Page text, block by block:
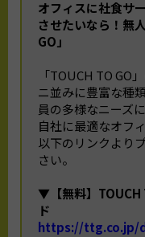
オフィスに社食サ
させたいなら！ 無
GO」
「TOUCH TO GO
ニ並みに豊富な種
員の多様なニーズ
自社に最適なオフ
以下のリンクより
さい。
▼【無料】TOUCH
ド
https://ttg.co.jp/